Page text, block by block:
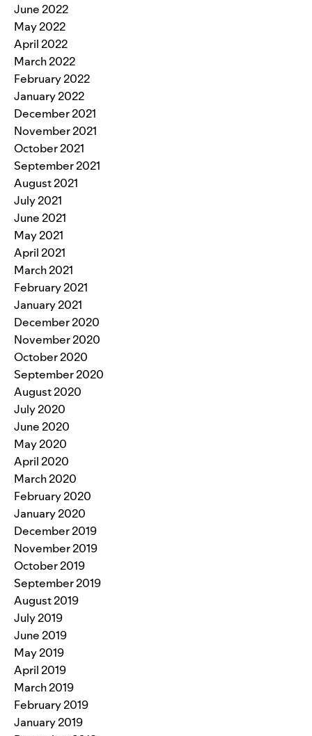
June 2022
May 2022
April 2022
March 2022
February 2022
January 2022
December 2021
November 2021
October 2021
September 2021
August 2021
July 2021
June 2021
May 2021
April 2021
March 2021
February 2021
January 2021
December 2020
November 2020
October 2020
September 2020
August 2020
July 2020
June 2020
May 2020
April 2020
March 2020
February 2020
January 2020
December 2019
November 2019
October 2019
September 2019
August 2019
July 2019
June 2019
May 2019
April 2019
March 2019
February 2019
January 2019